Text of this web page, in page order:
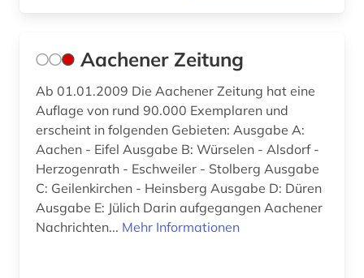
bauleistung (1)
baustoff (1)
bautechnik (1)
bauteil (1)
bauwesen (2)
bayerisch-schwaben (2)
Aachener Zeitung
Ab 01.01.2009 Die Aachener Zeitung hat eine
Auflage von rund 90.000 Exemplaren und
erscheint in folgenden Gebieten: Ausgabe A:
Aachen - Eifel Ausgabe B: Würselen - Alsdorf -
Herzogenrath - Eschweiler - Stolberg Ausgabe
C: Geilenkirchen - Heinsberg Ausgabe D: Düren
Ausgabe E: Jülich Darin aufgegangen Aachener
Nachrichten... Mehr Informationen